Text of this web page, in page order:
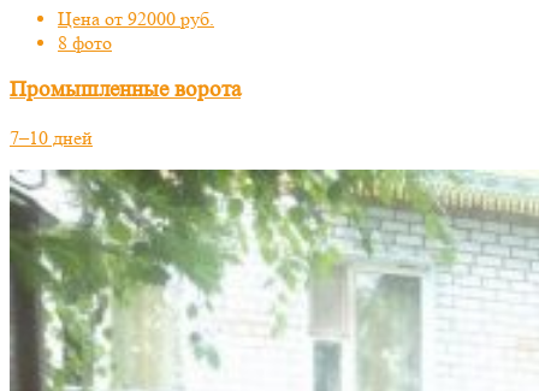
Цена от 92000 руб.
8 фото
Промышленные ворота
7–10 дней